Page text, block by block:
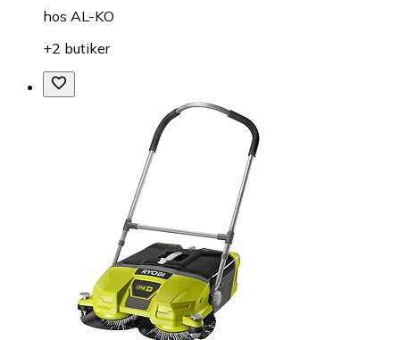
hos AL-KO
+2 butiker